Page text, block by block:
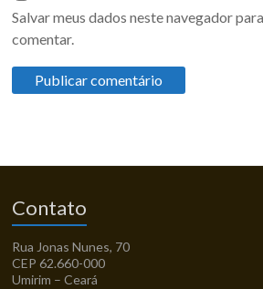
Salvar meus dados neste navegador
comentar.
Contato
Rua Jonas Nunes, 70
CEP 62.660-000
Umirim – Ceará